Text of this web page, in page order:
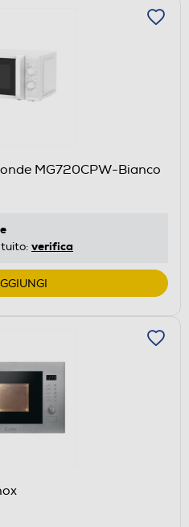
MG720CPW-Bianco
verifica